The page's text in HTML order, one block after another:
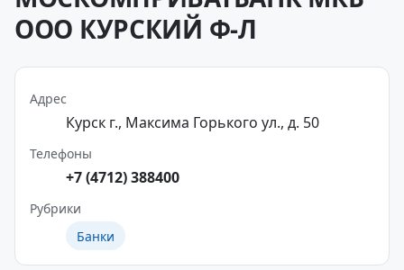
ООО КУРСКИЙ Ф-Л
Адрес
Курск г., Максима Горького ул., д. 50
Телефоны
+7 (4712) 388400
Рубрики
Банки